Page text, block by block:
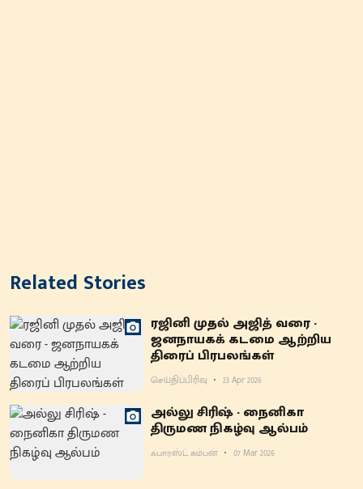
Related Stories
ரஜினி முதல் அஜித் வரை -
ஜனநாயகக் கடமை ஆற்றிய
திரைப் பிரபலங்கள்
செய்திப்பிரிவு 23 Apr 2026
அல்லு சிரிஷ் - நைனிகா
திருமண நிகழ்வு ஆல்பம்
ஃபாரஸ்ட் கம்பன் 07 Mar 2026